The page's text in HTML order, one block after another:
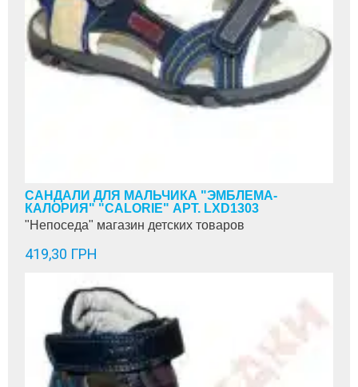
САНДАЛИ ДЛЯ МАЛЬЧИКА "ЭМБЛЕМА-
КАЛОРИЯ" "CALORIE" АРТ. LXD1303
"Непоседа" магазин детских товаров
419,30 ГРН